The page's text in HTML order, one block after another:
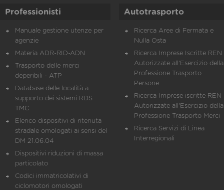
Professionisti
Manuale gestione utenze per
agenzie
Materia ADR-RID-ADN
Trasporto delle merci
deperibili - ATP
Database delle località a
supporto dei sistemi RDS
TMC
Elenco dispositivi di ritenuta
stradale omologati ai sensi del
DM 21.06.04
Dispositivi riduzioni di massa
particolato
Codici immatricolativi di
ciclomotori omologati
Autotrasporto
Ricerca Aree di Fermata e
Nulla Osta
Ricerca Imprese Iscritte REN
Autorizzate all'Esercizio della
Professione Trasporto
Persone
Ricerca Imprese iscritte REN
Autorizzate all'Esercizio della
Professione Trasporto Merci
Ricerca Servizi di Linea
Interregionali